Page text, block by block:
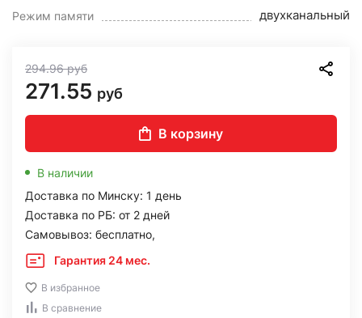
Режим памяти двухканальный
294.96руб
271.55 руб
В корзину
В наличии
Доставка по Минску: 1 день
Доставка по РБ: от 2 дней
Самовывоз: бесплатно,
Гарантия 24 мес.
В избранное
В сравнение